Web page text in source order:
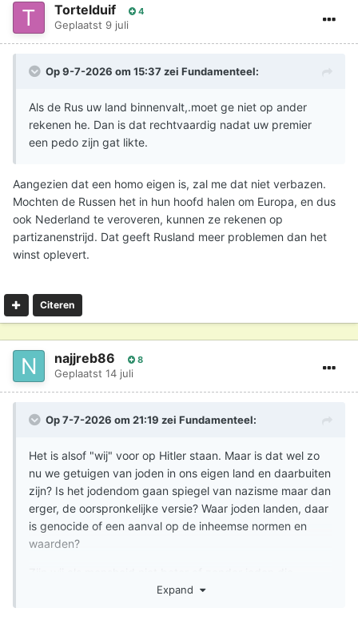
Tortelduif 4
Geplaatst 9 juli
Op 9-7-2026 om 15:37 zei Fundamenteel:
Als de Rus uw land binnenvalt,.moet ge niet op ander
rekenen he. Dan is dat rechtvaardig nadat uw premier
een pedo zijn gat likte.
Aangezien dat een homo eigen is, zal me dat niet verbazen.
Mochten de Russen het in hun hoofd halen om Europa, en dus
ook Nederland te veroveren, kunnen ze rekenen op
partizanenstrijd. Dat geeft Rusland meer problemen dan het
winst oplevert.
Citeren
najjreb86 8
Geplaatst 14 juli
Op 7-7-2026 om 21:19 zei Fundamenteel:
Het is alsof "wij" voor op Hitler staan. Maar is dat wel zo
nu we getuigen van joden in ons eigen land en daarbuiten
zijn? Is het jodendom gaan spiegel van nazisme maar dan
erger, de oorspronkelijke versie? Waar joden landen, daar
is genocide of een aanval op de inheemse normen en
waarden?
iedereen anders als inferieur zien?
Expand